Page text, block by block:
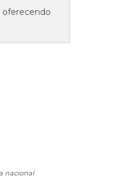
oferecendo
nacional